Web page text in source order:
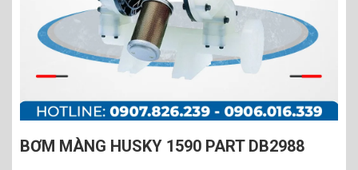
BƠM MÀNG HUSKY 1590 PART DB2988